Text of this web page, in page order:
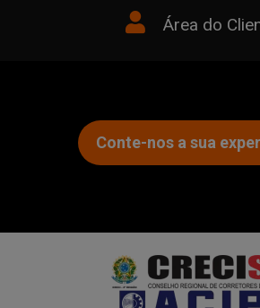
Área do
Conte-nos a sua